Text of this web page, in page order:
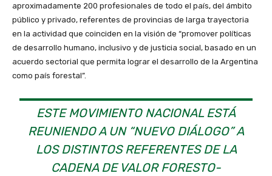
aproximadamente 200 profesionales de todo el país, del ámbito
público y privado, referentes de provincias de larga trayectoria
en la actividad que coinciden en la visión de “promover políticas
de desarrollo humano, inclusivo y de justicia social, basado en un
acuerdo sectorial que permita lograr el desarrollo de la Argentina
como país forestal”.
ESTE MOVIMIENTO NACIONAL ESTÁ
REUNIENDO A UN “NUEVO DIÁLOGO” A
LOS DISTINTOS REFERENTES DE LA
CADENA DE VALOR FORESTO-